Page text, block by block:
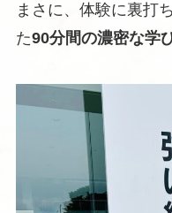
まさに、体験に裏打
た90分間の濃密な学